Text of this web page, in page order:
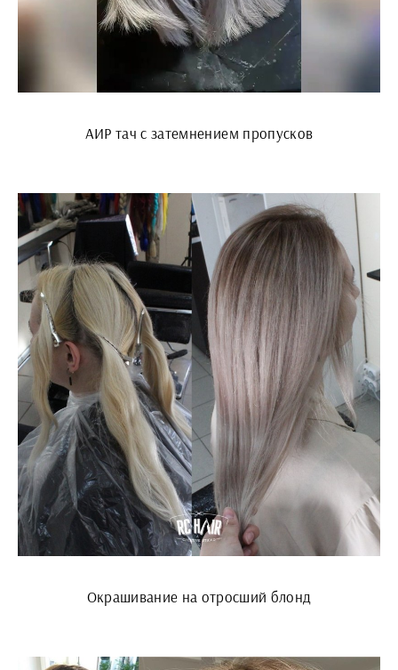
АИР тач с затемнением пропусков
Окрашивание на отросший блонд